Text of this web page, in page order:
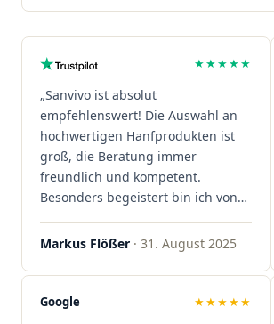
★★★★★
„Sanvivo ist absolut
empfehlenswert! Die Auswahl an
hochwertigen Hanfprodukten ist
groß, die Beratung immer
freundlich und kompetent.
Besonders begeistert bin ich von
der schnellen Rezeptannahme –
alles läuft unkompliziert und
sind extrem zügig, was mir jedes
Mal viel Zeit spart. Man merkt,
Markus Flößer · 31. August 2025
Google ★★★★★